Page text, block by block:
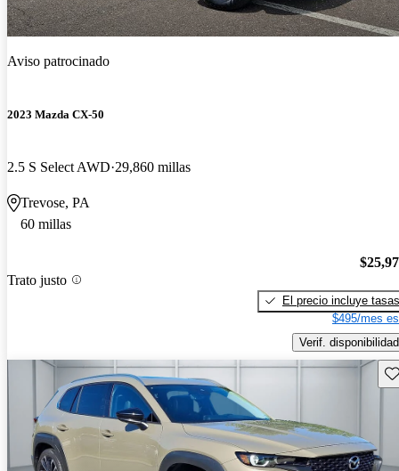
Aviso patrocinado
2023 Mazda CX-50
2.5 S Select AWD 29,860 millas
Trevose, PA
60 millas
Trato justo
El precio incluye tasas
$495/mes
Verif. disponibilidad